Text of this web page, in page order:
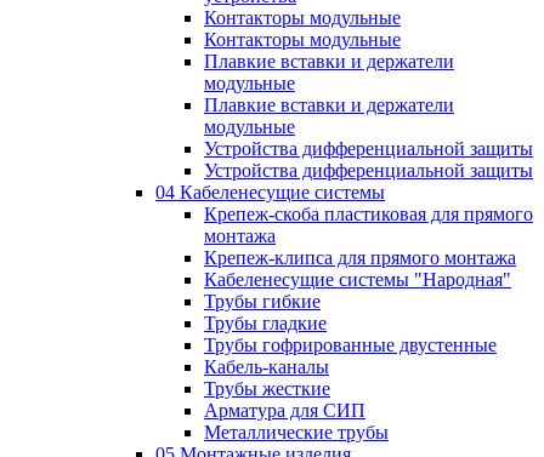
Контакторы модульные
Контакторы модульные
Плавкие вставки и держатели
модульные
Плавкие вставки и держатели
модульные
Устройства дифференциальной защиты
Устройства дифференциальной защиты
04 Кабеленесущие системы
Крепеж-скоба пластиковая для прямого
монтажа
Крепеж-клипса для прямого монтажа
Кабеленесущие системы "Народная"
Трубы гибкие
Трубы гладкие
Трубы гофрированные двустенные
Кабель-каналы
Трубы жесткие
Арматура для СИП
Металлические трубы